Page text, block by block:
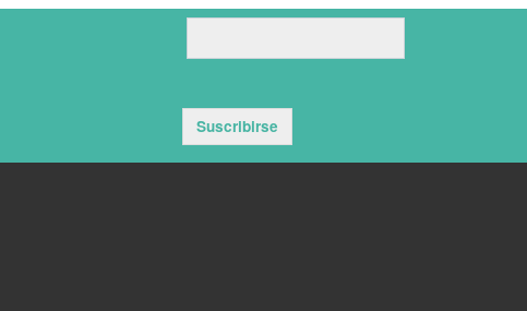
Suscribirse